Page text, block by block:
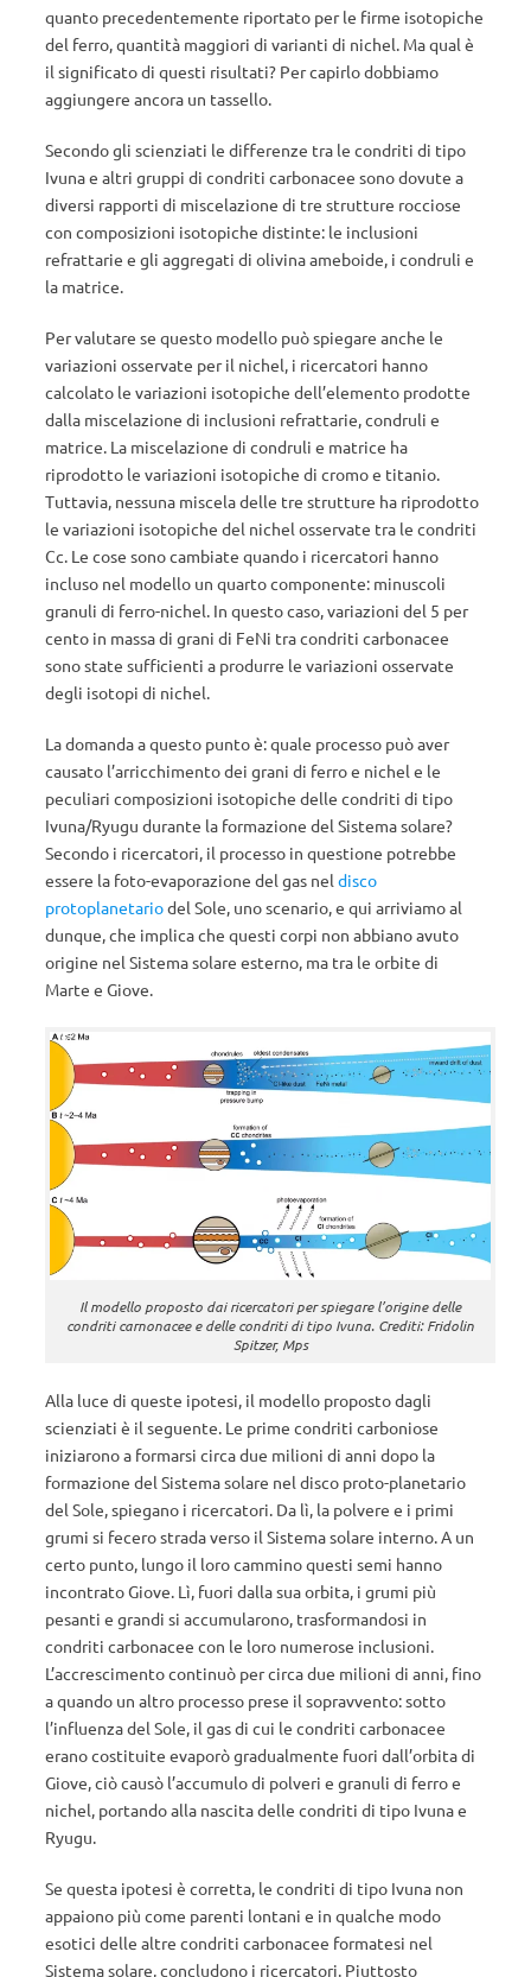
quanto precedentemente riportato per le firme isotopiche
del ferro, quantità maggiori di varianti di nichel. Ma qual è
il significato di questi risultati? Per capirlo dobbiamo
aggiungere ancora un tassello.
Secondo gli scienziati le differenze tra le condriti di tipo
Ivuna e altri gruppi di condriti carbonacee sono dovute a
diversi rapporti di miscelazione di tre strutture rocciose
con composizioni isotopiche distinte: le inclusioni
refrattarie e gli aggregati di olivina ameboide, i condruli e
la matrice.
Per valutare se questo modello può spiegare anche le
variazioni osservate per il nichel, i ricercatori hanno
calcolato le variazioni isotopiche dell’elemento prodotte
dalla miscelazione di inclusioni refrattarie, condruli e
matrice. La miscelazione di condruli e matrice ha
riprodotto le variazioni isotopiche di cromo e titanio.
Tuttavia, nessuna miscela delle tre strutture ha riprodotto
le variazioni isotopiche del nichel osservate tra le condriti
Cc. Le cose sono cambiate quando i ricercatori hanno
incluso nel modello un quarto componente: minuscoli
granuli di ferro-nichel. In questo caso, variazioni del 5 per
cento in massa di grani di FeNi tra condriti carbonacee
sono state sufficienti a produrre le variazioni osservate
degli isotopi di nichel.
La domanda a questo punto è: quale processo può aver
causato l’arricchimento dei grani di ferro e nichel e le
peculiari composizioni isotopiche delle condriti di tipo
Ivuna/Ryugu durante la formazione del Sistema solare?
Secondo i ricercatori, il processo in questione potrebbe
essere la foto-evaporazione del gas nel disco
protoplanetariodel Sole, uno scenario, e qui arriviamo al
dunque, che implica che questi corpi non abbiano avuto
origine nel Sistema solare esterno, ma tra le orbite di
Marte e Giove.
Il modello proposto dai ricercatori per spiegare l’origine delle
condriti carnonacee e delle condriti di tipo Ivuna. Crediti: Fridolin
Spitzer, Mps
Alla luce di queste ipotesi, il modello proposto dagli
scienziati è il seguente. Le prime condriti carboniose
iniziarono a formarsi circa due milioni di anni dopo la
formazione del Sistema solare nel disco proto-planetario
del Sole, spiegano i ricercatori. Da lì, la polvere e i primi
grumi si fecero strada verso il Sistema solare interno. A un
certo punto, lungo il loro cammino questi semi hanno
incontrato Giove. Lì, fuori dalla sua orbita, i grumi più
pesanti e grandi si accumularono, trasformandosi in
condriti carbonacee con le loro numerose inclusioni.
L’accrescimento continuò per circa due milioni di anni, fino
a quando un altro processo prese il sopravvento: sotto
l’influenza del Sole, il gas di cui le condriti carbonacee
erano costituite evaporò gradualmente fuori dall’orbita di
Giove, ciò causò l’accumulo di polveri e granuli di ferro e
nichel, portando alla nascita delle condriti di tipo Ivuna e
Ryugu.
Se questa ipotesi è corretta, le condriti di tipo Ivuna non
appaiono più come parenti lontani e in qualche modo
esotici delle altre condriti carbonacee formatesi nel
Sistema solare, concludono i ricercatori. Piuttosto